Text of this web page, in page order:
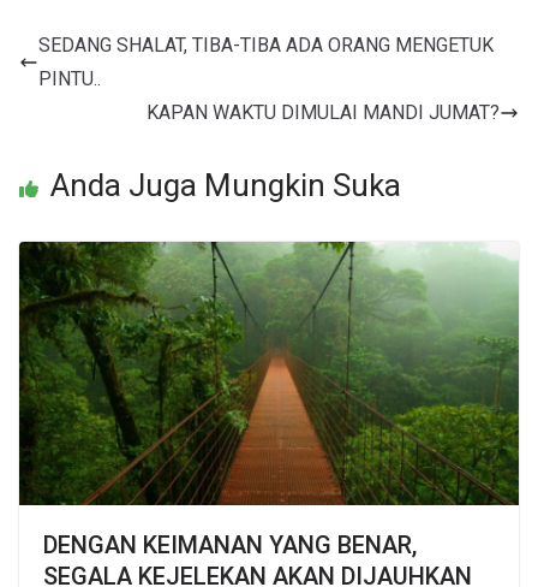
SEDANG SHALAT, TIBA-TIBA ADA ORANG MENGETUK
PINTU..
KAPAN WAKTU DIMULAI MANDI JUMAT?
Anda Juga Mungkin Suka
DENGAN KEIMANAN YANG BENAR,
SEGALA KEJELEKAN AKAN DIJAUHKAN